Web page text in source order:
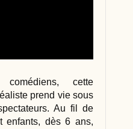
cette
prend vie sous
Au fil de
enfants, dès 6 ans,